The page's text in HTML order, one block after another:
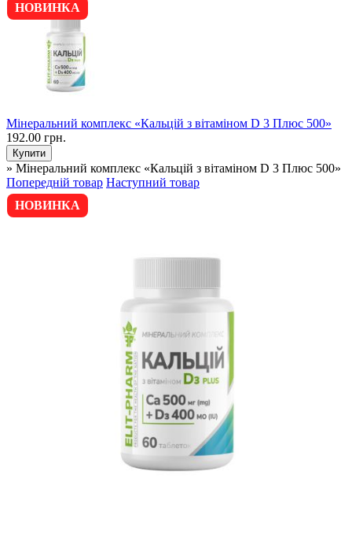
НОВИНКА
Мінеральний комплекс «Кальцій з вітаміном D 3 Плюс 500»
192.00 грн.
» Мінеральний комплекс «Кальцій з вітаміном D 3 Плюс 500»
Попередній товар Наступний товар
НОВИНКА